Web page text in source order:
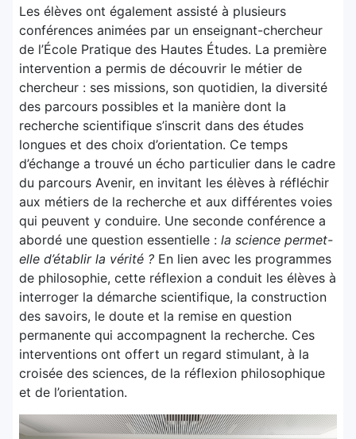
Les élèves ont également assisté à plusieurs
conférences animées par un enseignant-chercheur
de l’École Pratique des Hautes Études. La première
intervention a permis de découvrir le métier de
chercheur : ses missions, son quotidien, la diversité
des parcours possibles et la manière dont la
recherche scientifique s’inscrit dans des études
longues et des choix d’orientation. Ce temps
d’échange a trouvé un écho particulier dans le cadre
du parcours Avenir, en invitant les élèves à réfléchir
aux métiers de la recherche et aux différentes voies
qui peuvent y conduire. Une seconde conférence a
abordé une question essentielle : la science permet-
elle d’établir la vérité ? En lien avec les programmes
de philosophie, cette réflexion a conduit les élèves à
interroger la démarche scientifique, la construction
des savoirs, le doute et la remise en question
permanente qui accompagnent la recherche. Ces
interventions ont offert un regard stimulant, à la
croisée des sciences, de la réflexion philosophique
et de l’orientation.